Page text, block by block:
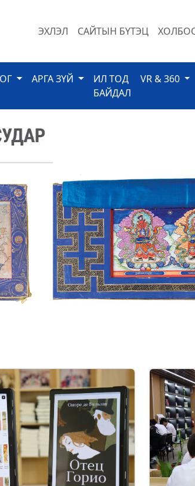
ЭХЛЭЛ САЙТЫН БҮТЭЦ
АРГА ЗҮЙ
ИЛ ТОД
БАЙДАЛ
VR & 360